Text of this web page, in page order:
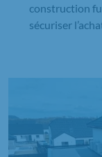
construction
sécuriser